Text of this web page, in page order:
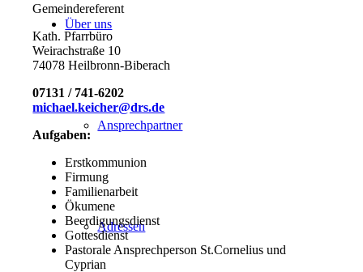
Über uns
Ansprechpartner
Adressen
Gemeindereferent
Kath. Pfarrbüro
Weirachstraße 10
74078 Heilbronn-Biberach
07131 / 741-6202
michael.keicher@drs.de
Aufgaben:
Erstkommunion
Firmung
Familienarbeit
Ökumene
Beerdigungsdienst
Gottesdienst
Pastorale Ansprechperson St.Cornelius und
Cyprian